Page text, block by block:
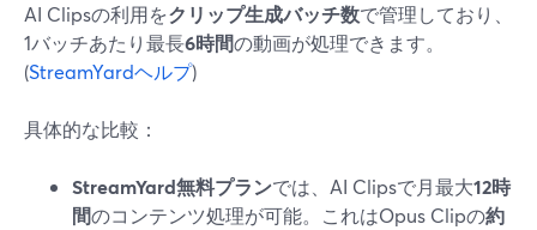
AI Clipsの利用をクリップ生成バッチ数で管理しており、
1バッチあたり最長6時間の動画が処理できます。
(StreamYardヘルプ)
具体的な比較：
StreamYard無料プランでは、AI Clipsで月最大12時
間のコンテンツ処理が可能。これはOpus Clipの約